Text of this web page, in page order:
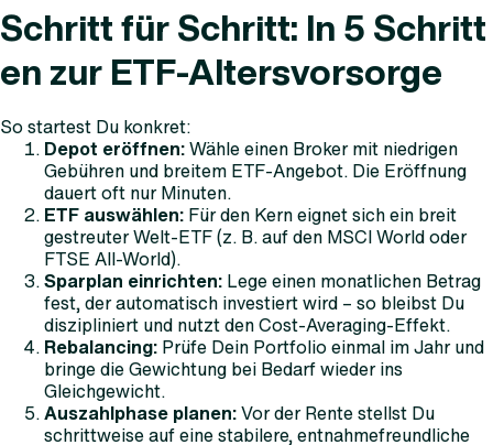
Schritt für Schritt: In 5 Schritt
en zur ETF-Altersvorsorge
So startest Du konkret:
Depot eröffnen:Wähle einen Broker mit niedrigen
Gebühren und breitem ETF-Angebot. Die Eröffnung
dauert oft nur Minuten.
ETF auswählen: Für den Kern eignet sich ein breit
gestreuter Welt-ETF (z. B. auf den MSCI World oder
FTSE All-World).
Sparplan einrichten: Lege einen monatlichen Betrag
fest, der automatisch investiert wird – so bleibst Du
diszipliniert und nutzt den Cost-Averaging-Effekt.
Rebalancing: Prüfe Dein Portfolio einmal im Jahr und
bringe die Gewichtung bei Bedarf wieder ins
Gleichgewicht.
Auszahlphase planen:Vor der Rente stellst Du
schrittweise auf eine stabilere, entnahmefreundliche